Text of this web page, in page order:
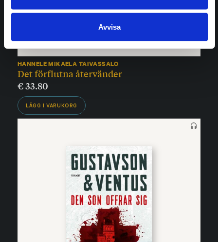
Avvisa
HANNELE MIKAELA TAIVASSALO
Det förflutna återvänder
€33.80
LÄGG I VARUKORG